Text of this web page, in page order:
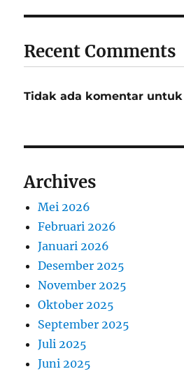
Recent Comments
Tidak ada komentar
Archives
Mei 2026
Februari 2026
Januari 2026
Desember 2025
November 2025
Oktober 2025
September 2025
Juli 2025
Juni 2025